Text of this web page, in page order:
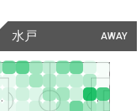
AWAY
水戸